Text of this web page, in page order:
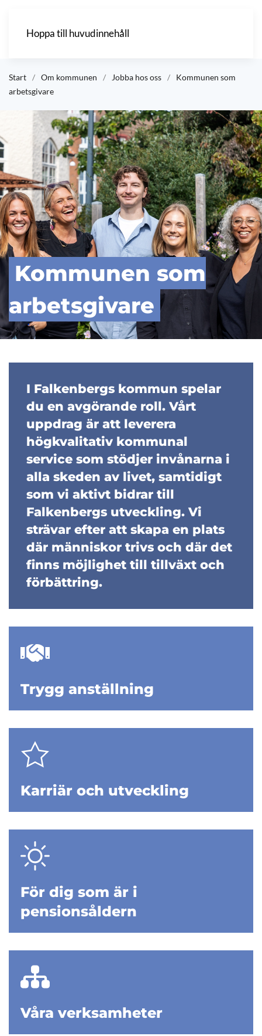
Hoppa till huvudinnehåll
Start Om kommunen Jobba hos oss
Kommunen som
arbetsgivare
Kommunen som
arbetsgivare
I Falkenbergs kommun spelar
du en avgörande roll. Vårt
uppdrag är att leverera
högkvalitativ kommunal
service som stödjer invånarna i
alla skeden av livet, samtidigt
som vi aktivt bidrar till
Falkenbergs utveckling. Vi
strävar efter att skapa en plats
där människor trivs och där det
finns möjlighet till tillväxt och
förbättring.
Trygg anställning
Karriär och utveckling
För dig som är i
pensionsåldern
Våra verksamheter